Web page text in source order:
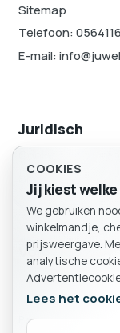
Sitemap
Telefoon:
E-mail:
Juridisch
Sitemap
Volg ons
Particulier
COOKIES
Jij kiest
We gebruiken
winkelmandje,
prijsweergave.
analytische
Lees het
BESTELLING
Winkelmand